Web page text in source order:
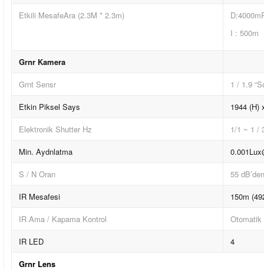
Etkili MesafeAra (2.3M * 2.3m) D:4000m
I : 500m
Grnr Kamera
Grnt Sensr
1 / 1.9
Etkin Piksel Says
1944 (H)
Elektronik Shutter Hz
1/1 ~ 1 /
Min. Aydnlatma
S / N Oran
55
IR Mesafesi
150m
IR Ama / Kapama Kontrol
Otomatik
IR LED
4
Grnr Lens